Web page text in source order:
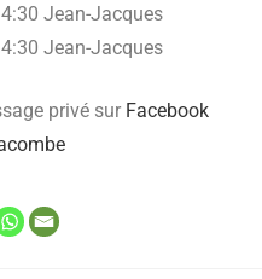
Jean-Jacques
Jean-Jacques
privé sur Facebook